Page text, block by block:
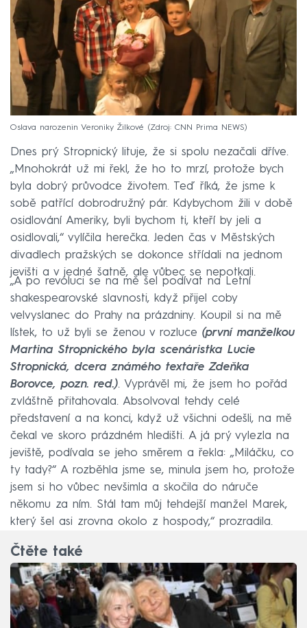
Oslava narozenin Veroniky Žilkové Zdroj: CNN Prima NEWS
Dnes prý Stropnický lituje, že si spolu nezačali dříve.
„Mnohokrát už mi řekl, že ho to mrzí, protože bych
byla dobrý průvodce životem. Teď říká, že jsme k
sobě patřící dobrodružný pár. Kdybychom žili v době
osidlování Ameriky, byli bychom ti, kteří by jeli a
osidlovali,“ vylíčila herečka. Jeden čas v Městských
divadlech pražských se dokonce střídali na jednom
jevišti a v jedné šatně, ale vůbec se nepotkali.
„A po revoluci se na mě šel podívat na Letní
shakespearovské slavnosti, když přijel coby
velvyslanec do Prahy na prázdniny. Koupil si na mě
lístek, to už byli se ženou v rozluce (první manželkou
Martina Stropnického byla scenáristka Lucie
Stropnická, dcera známého textaře Zdeňka
Borovce, pozn. red.). Vyprávěl mi, že jsem ho pořád
zvláštně přitahovala. Absolvoval tehdy celé
představení a na konci, když už všichni odešli, na mě
čekal ve skoro prázdném hledišti. A já prý vylezla na
jeviště, podívala se jeho směrem a řekla: „Miláčku, co
ty tady?“ A rozběhla jsme se, minula jsem ho, protože
jsem si ho vůbec nevšimla a skočila do náruče
někomu za ním. Stál tam můj tehdejší manžel Marek,
který šel asi zrovna okolo z hospody,“ prozradila.
Čtěte také